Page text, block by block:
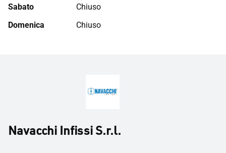
Sabato
Chiuso
Domenica
Chiuso
Navacchi Infissi S.r.l.